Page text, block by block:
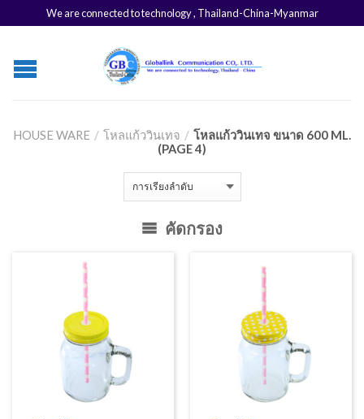
We are connected to technology , Thailand-China-Myanmar
HOUSE WARE / โหลแก้ววินเทจ / โหลแก้ววินเทจ ขนาด 600 ML.
(PAGE 4)
คัดกรอง